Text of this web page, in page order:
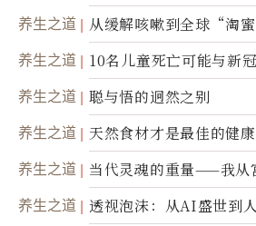
养生之道
从缓解咳嗽到全球“淘
康产业前沿商品
养生之道 10名儿童死亡可能与新
养生之道 聪与悟的迥然之别
养生之道 天然食材才是最佳的健
养生之道
当代灵魂的重量——我从
省思
养生之道
透视泡沫：从AI盛世到